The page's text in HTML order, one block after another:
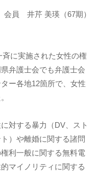
会員 井芹 美瑛（67期）
に実施された女性の権
弁護士会でも弁護士会
ー各地12箇所で、女性
対する暴力（DV、スト
）や離婚に関する諸問
利一般に関する無料電
マイノリティに関する